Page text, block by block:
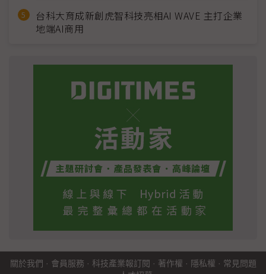
台科大育成新創虎智科技亮相AI WAVE 主打企業
地端AI商用
關於我們 · 會員服務 · 科技產業報訂閱 · 著作權 · 隱私權 · 常見問題